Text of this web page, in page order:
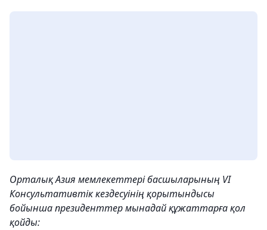
Орталық Азия мемлекеттері басшыларының VI
Консультативтік кездесуінің қорытындысы
бойынша президенттер мынадай құжаттарға қол
қойды: